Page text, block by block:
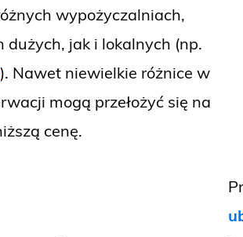
wypożyczalniach,
dużych, jak i lokalnych (np.
). Nawet niewielkie różnice w
mogą przełożyć się na
cenę.